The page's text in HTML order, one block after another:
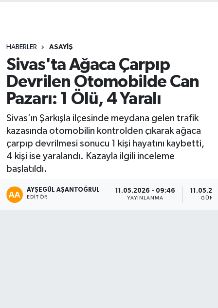
HABERLER ASAYIŞ
Sivas'ta Ağaca Çarpıp
Devrilen Otomobilde Can
Pazarı: 1 Ölü, 4 Yaralı
Sivas’ın Şarkışla ilçesinde meydana gelen trafik
kazasında otomobilin kontrolden çıkarak ağaca
çarpıp devrilmesi sonucu 1 kişi hayatını kaybetti,
4 kişi ise yaralandı. Kazayla ilgili inceleme
başlatıldı.
AYŞEGÜL AŞANTOĞRUL
EDITÖR
11.05.2026 - 09:46
YAYINLANMA
Sağlık
Seri İlan
Siyaset
Spor